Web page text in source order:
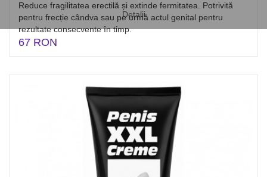
Detalii
Reduce fragilitatea erectilă și extinde fermitatea. Potrivită
pentru frecție cândva sau pe urmă actul genital pentru
rezultate consecvente în timp.
67 RON